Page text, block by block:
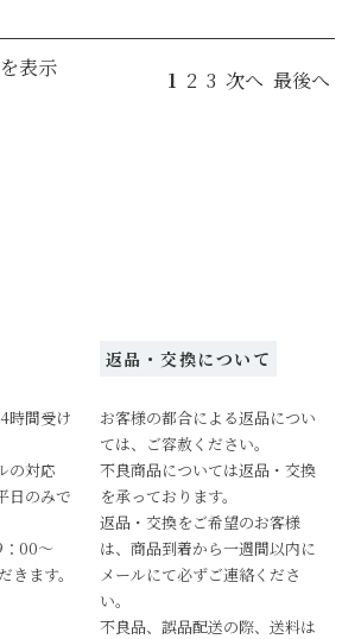
表示 1 2 3 次へ 最後へ
時間受け
の対応
日のみで
00～
きます。
返品・交換について
お客様の都合による返品につい
ては、ご容赦ください。
不良商品については返品・交換
を承っております。
返品・交換をご希望のお客様
は、商品到着から一週間以内に
メールにて必ずご連絡くださ
い。
不良品、誤品配送の際、送料は